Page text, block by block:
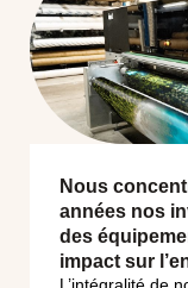
Nous
années nos
des
impact sur